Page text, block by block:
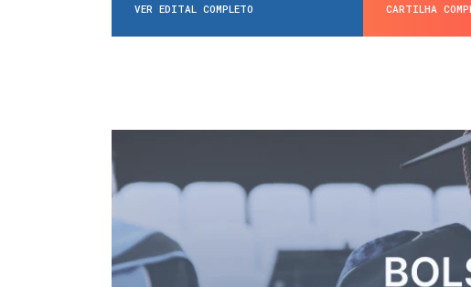
VER EDITAL COMPLETO CARTILHA